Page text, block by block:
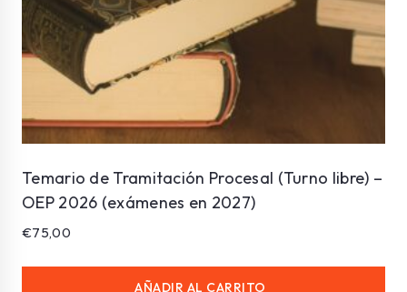
Temario de Tramitación Procesal (Turno libre) –
OEP 2026 (exámenes en 2027)
€75,00
AÑADIR AL CARRITO